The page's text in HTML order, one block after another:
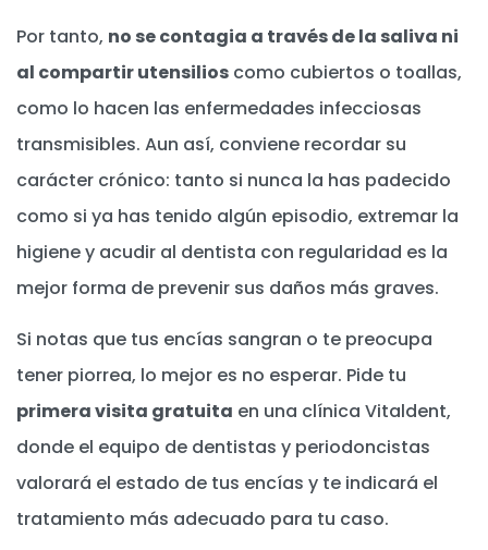
Por tanto, no se contagia a través de la saliva ni
al compartir utensilios como cubiertos o toallas,
como lo hacen las enfermedades infecciosas
transmisibles. Aun así, conviene recordar su
carácter crónico: tanto si nunca la has padecido
como si ya has tenido algún episodio, extremar la
higiene y acudir al dentista con regularidad es la
mejor forma de prevenir sus daños más graves.
Si notas que tus encías sangran o te preocupa
tener piorrea, lo mejor es no esperar. Pide tu
primera visita gratuita en una clínica Vitaldent,
donde el equipo de dentistas y periodoncistas
valorará el estado de tus encías y te indicará el
tratamiento más adecuado para tu caso.